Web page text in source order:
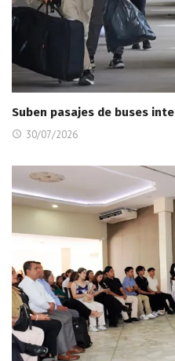
Suben pasajes de buses
30/07/2026